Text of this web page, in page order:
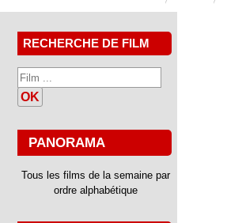
RECHERCHE DE FILM
OK
PANORAMA
Tous les films de la semaine par
ordre alphabétique